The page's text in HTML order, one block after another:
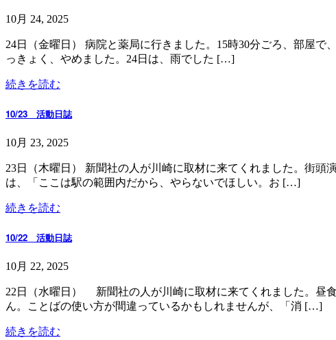
10月 24, 2025
24日（金曜日） 病院と薬局に行きました。15時30分ごろ、部屋
っきょく、やめました。24日は、雨でした […]
続きを読む
10/23 活動日誌
10月 23, 2025
23日（木曜日） 新聞社の人が川崎に取材に来てくれました。街
は、「ここは駅の範囲内だから、やらないでほしい。お […]
続きを読む
10/22 活動日誌
10月 22, 2025
22日（水曜日） 新聞社の人が川崎に取材に来てくれました。昼
ん。ことばの使い方が間違っているかもしれませんが、「消 […]
続きを読む